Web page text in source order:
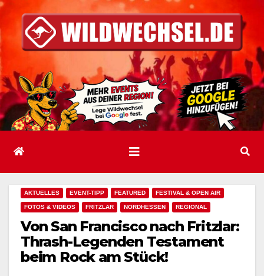
Inhalt
springen
AKTUELLES EVENT-TIPP FEATURED FESTIVAL & OPEN AIR
FOTOS & VIDEOS FRITZLAR NORDHESSEN REGIONAL
Von San Francisco nach Fritzlar:
Thrash-Legenden Testament
beim Rock am Stück!